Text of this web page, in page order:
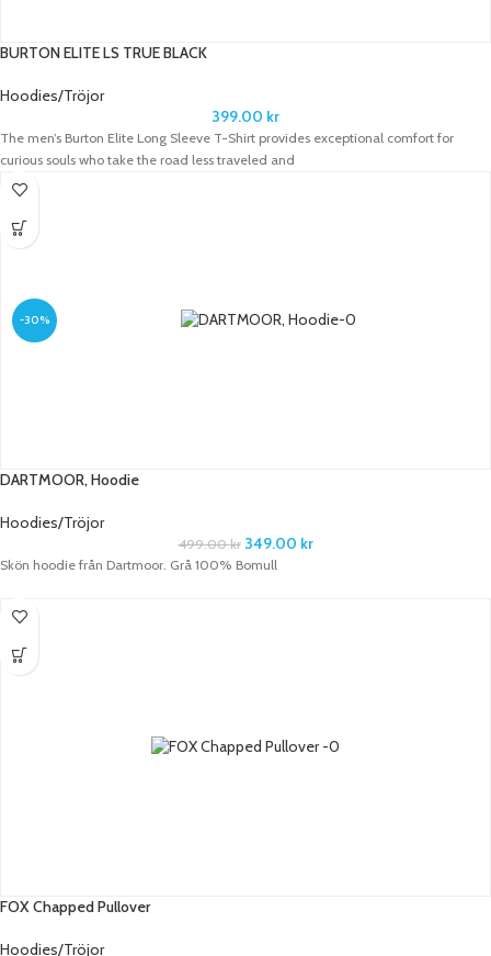
BURTON ELITE LS TRUE BLACK
Hoodies/Tröjor
399.00 kr
The men’s Burton Elite Long Sleeve T-Shirt provides exceptional comfort for
curious souls who take the road less traveled and
-30%
DARTMOOR, Hoodie
Hoodies/Tröjor
499.00kr 349.00 kr
Skön hoodie från Dartmoor. Grå 100% Bomull
FOX Chapped Pullover
Hoodies/Tröjor